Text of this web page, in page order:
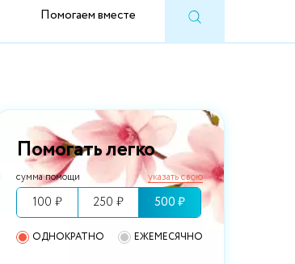
Помогаем вместе
Помогать легко
сумма помощи указать свою
100 ₽ 250 ₽ 500 ₽
ОДНОКРАТНО ЕЖЕМЕСЯЧНО